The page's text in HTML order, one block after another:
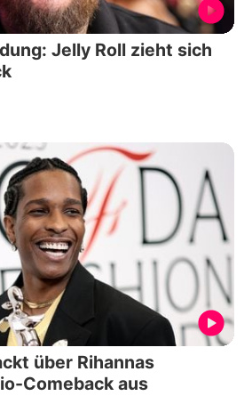
Jelly Roll zieht sich
über Rihannas
Comeback aus